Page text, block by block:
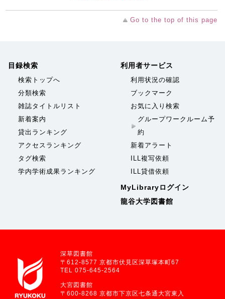
Go to the top of this page
目録検索
検索トップへ
分類検索
雑誌タイトルリスト
新着案内
貸出ランキング
アクセスランキング
タグ検索
学内学術成果ランキング
利用者サービス
利用状況の確認
ブックマーク
お気に入り検索
グループワークルーム予
約
新着アラート
ILL複写依頼
ILL貸借依頼
MyLibraryログイン
龍谷大学図書館
深草図書館
〒612-8577 京都市伏見区深草塚本町67
TEL 075-645-2564
大宮図書館
〒600-8268 京都市下京区七条通大宮東入